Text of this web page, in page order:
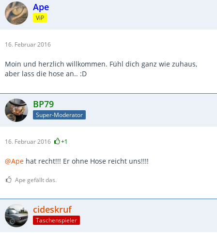
Ape
ViP
16. Februar 2016
Moin und herzlich willkommen. Fühl dich ganz wie zuhaus,
aber lass die hose an.. :D
BP79
Super-Moderator
16. Februar 2016 +1
@Ape hat recht!!! Er ohne Hose reicht uns!!!!
Ape gefällt das.
cideskruf
Taschenspieler